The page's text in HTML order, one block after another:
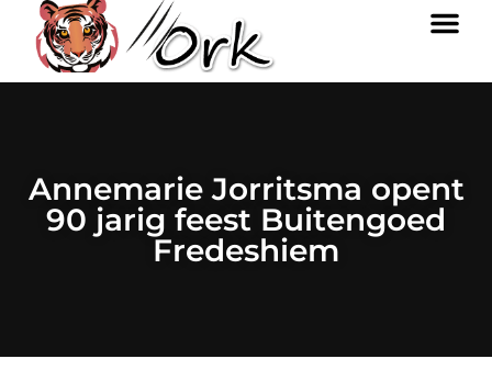
Annemarie Jorritsma opent
90 jarig feest Buitengoed
Fredeshiem